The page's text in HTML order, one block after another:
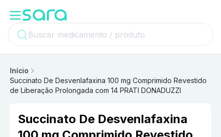
Início
Succinato De Desvenlafaxina 100 mg Comprimido Revestido
de Liberação Prolongada com 14 PRATI DONADUZZI
Succinato De Desvenlafaxina